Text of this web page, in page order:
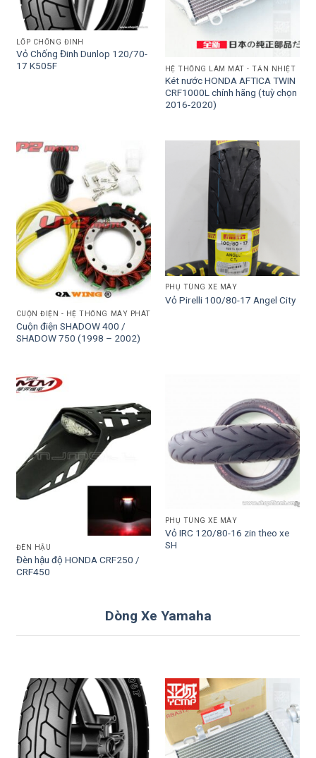
LỐP CHỐNG ĐINH
Vỏ Chống Đinh Dunlop 120/70-
17 K505F
HỆ THỐNG LÀM MÁT - TẢN NHIỆT
Két nước HONDA AFTICA TWIN
CRF1000L chính hãng (tuỳ chọn
2016-2020)
CUỘN ĐIỆN - HỆ THỐNG MÁY PHÁT
Cuộn điện SHADOW 400 /
SHADOW 750 (1998 – 2002)
PHỤ TÙNG XE MÁY
Vỏ Pirelli 100/80-17 Angel City
ĐÈN HẬU
Đèn hậu độ HONDA CRF250 /
CRF450
PHỤ TÙNG XE MÁY
Vỏ IRC 120/80-16 zin theo xe
SH
Dòng Xe Yamaha